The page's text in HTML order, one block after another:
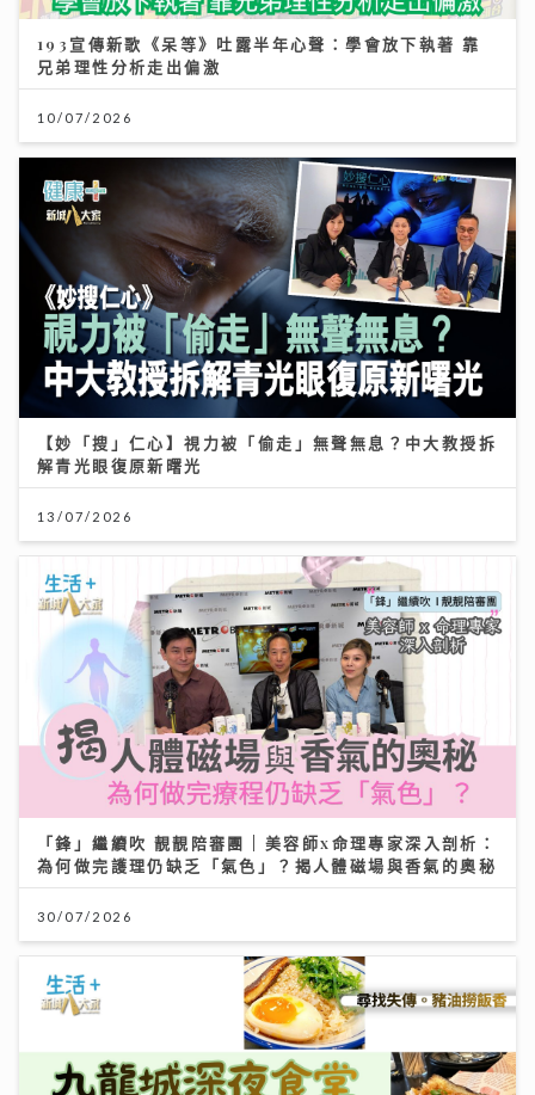
193宣傳新歌《呆等》吐露半年心聲：學會放下執著 靠
兄弟理性分析走出偏激
10/07/2026
【妙「搜」仁心】視力被「偷走」無聲無息？中大教授拆
解青光眼復原新曙光
13/07/2026
「鋒」繼續吹 靚靚陪審團 | 美容師x命理專家深入剖析：
為何做完護理仍缺乏「氣色」？揭人體磁場與香氣的奧秘
30/07/2026